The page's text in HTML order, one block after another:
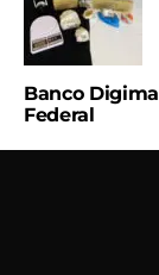
Banco
Federal